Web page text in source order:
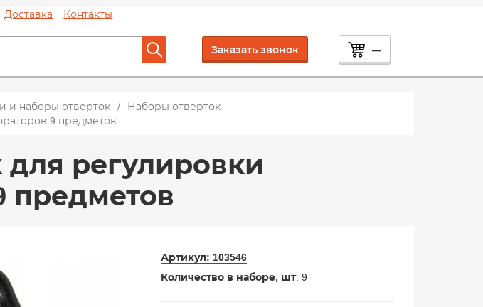
Доставка Контакты
Заказать звонок —
и наборы отверток
Наборы отверток
9 предметов
для регулировки
предметов
Артикул: 103546
Количество в наборе, шт: 9